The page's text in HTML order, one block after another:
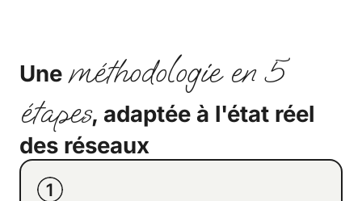
Une méthodologie en 5
étapes, adaptée à l'état réel
des réseaux